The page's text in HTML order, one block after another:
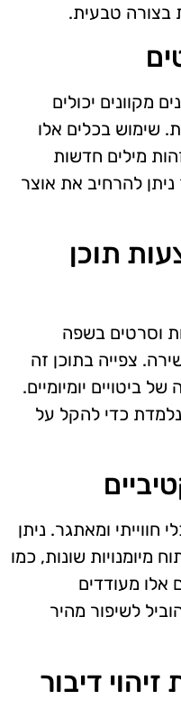
בצורה טבעית.
מקוונים יכולים
שימוש בכלים אלו
מילים חדשות
ניתן להרחיב את אוצר
תוכן
וסרטים בשפה
צפייה בתוכן זה
ביטויים יומיומיים.
כדי להקל על
חווייתי ומאתגר. ניתן
מיומנויות שונות, כמו
אלו מעודדים
לשיפור מהיר
דיבור